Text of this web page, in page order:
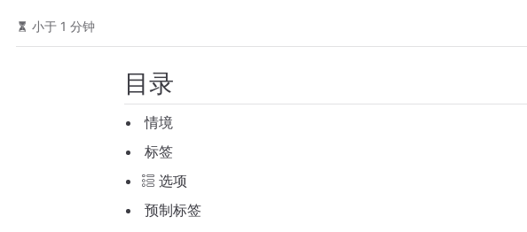
小于 1 分钟
目录
情境
标签
选项
预制标签